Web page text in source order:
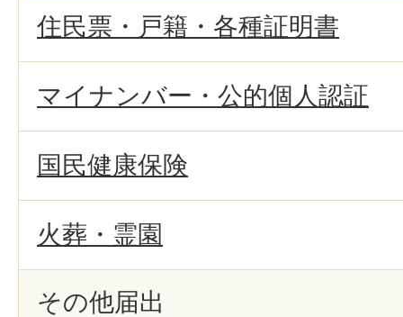
住民票・戸籍・各種証明書
マイナンバー・公的個人認証
国民健康保険
火葬・霊園
その他届出